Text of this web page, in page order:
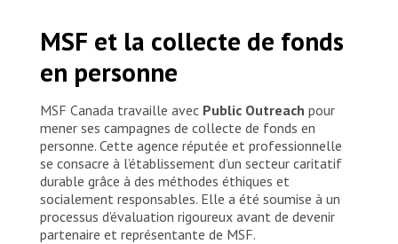
MSF et la collecte de fonds
en personne
MSF Canada travaille avec Public Outreach pour
mener ses campagnes de collecte de fonds en
personne. Cette agence réputée et professionnelle
se consacre à l’établissement d’un secteur caritatif
durable grâce à des méthodes éthiques et
socialement responsables. Elle a été soumise à un
processus d’évaluation rigoureux avant de devenir
partenaire et représentante de MSF.